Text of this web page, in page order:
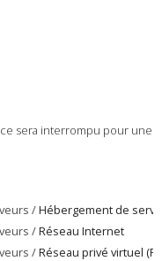
sera interrompu pour une
/Hébergement de
/Réseau Internet
/Réseau privé virtuel